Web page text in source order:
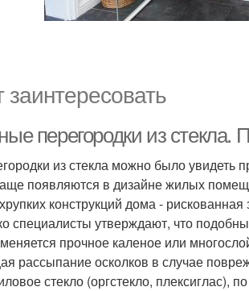
перегородки из стекла.
из стекла можно было
появляются в дизайне жилых
конструкций дома -
специалисты утверждают, что
прочное каленое или
рассыпание осколков в случае
стекло (оргстекло, плексиглас),